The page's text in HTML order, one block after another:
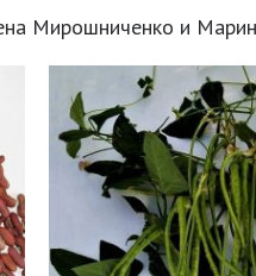
Мирошниченко и